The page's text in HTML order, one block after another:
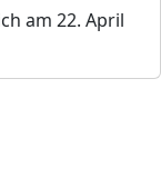
am 22. April